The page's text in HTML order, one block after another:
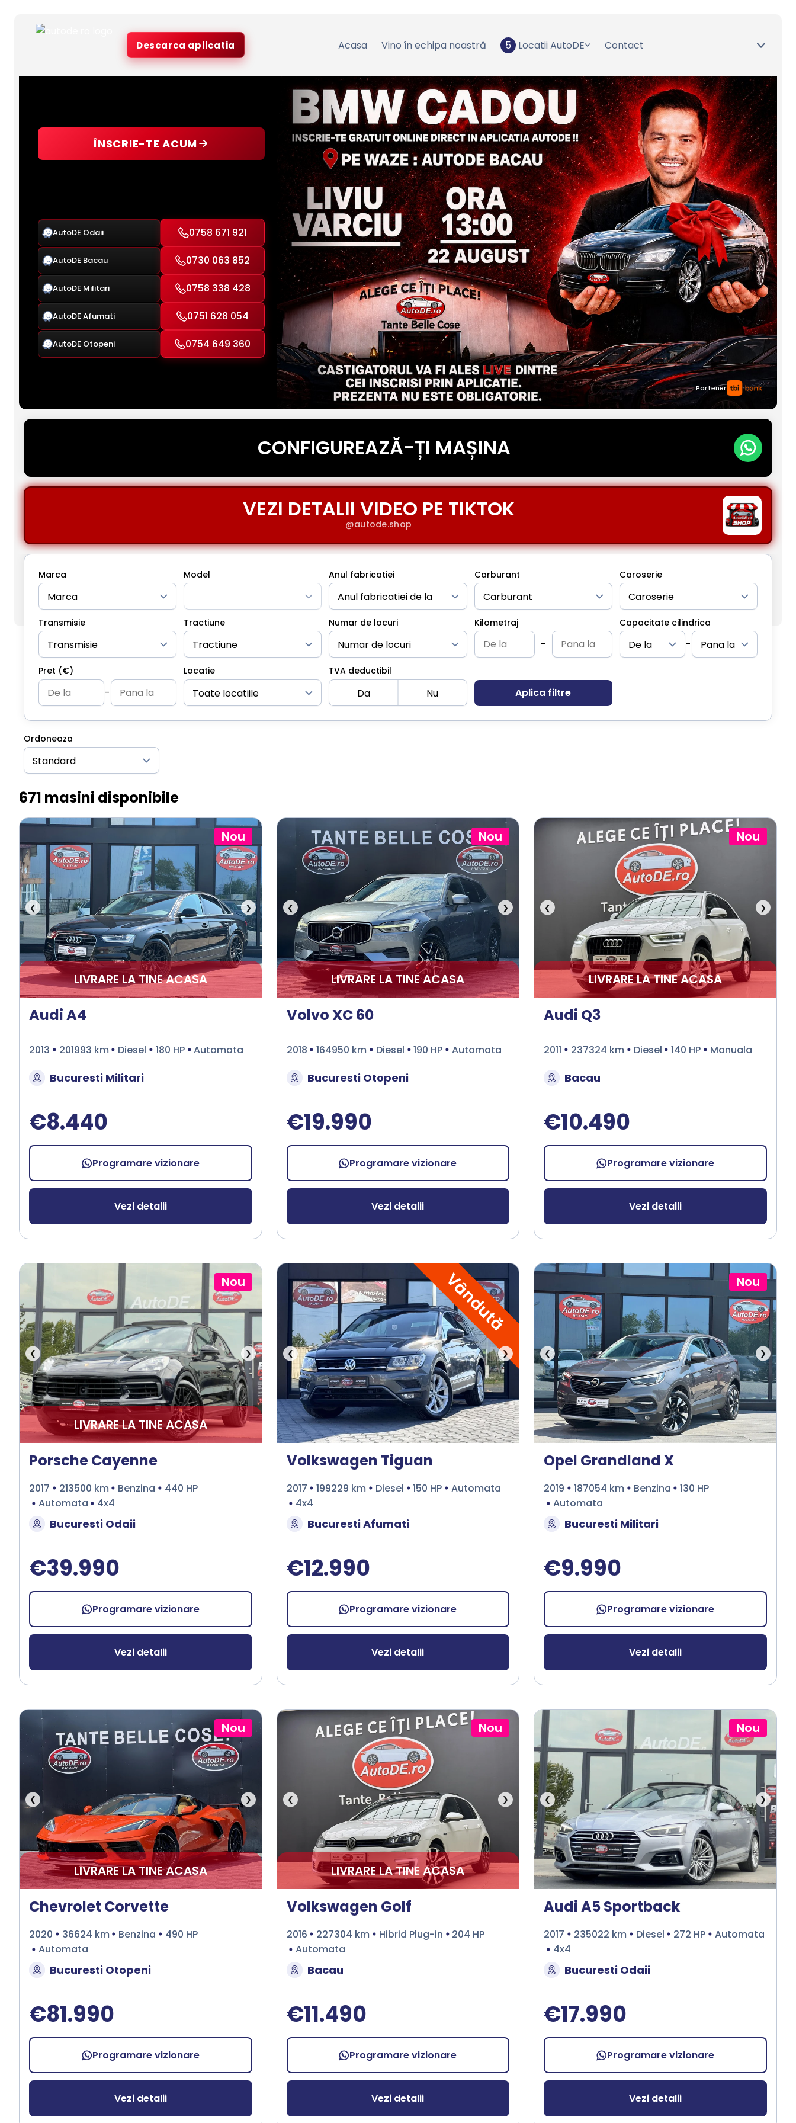
Descarca aplicatia Acasa Vino în echipa noastră 5 Locatii AutoDE Contact
Partener
ÎNSCRIE-TE ACUM
AutoDE Odaii 0758 671 921
AutoDE Bacau 0730 063 852
AutoDE Militari 0758 338 428
AutoDE Afumati 0751 628 054
AutoDE Otopeni 0754 649 360
CONFIGUREAZĂ-ȚI MAȘINA
VEZI DETALII VIDEO PE TIKTOK
@autode.shop
Marca Model Anul fabricatiei Carburant Caroserie
Transmisie Tractiune Numar de locuri Kilometraj
-
Capacitate cilindrica
-
Pret (€)
-
Locatie TVA deductibil
Da Nu Aplica filtre
Ordoneaza
671 masini disponibile
Nou
❮ ❯
LIVRARE LA TINE ACASA
Audi A4
2013 201993 km Diesel 180 HP Automata
Bucuresti Militari
€8.440
Programare vizionare
Vezi detalii
Nou
❮ ❯
LIVRARE LA TINE ACASA
Volvo XC 60
2018 164950 km Diesel 190 HP Automata
Bucuresti Otopeni
€19.990
Programare vizionare
Vezi detalii
Nou
❮ ❯
LIVRARE LA TINE ACASA
Audi Q3
2011 237324 km Diesel 140 HP Manuala
Bacau
€10.490
Programare vizionare
Vezi detalii
Nou
❮ ❯
LIVRARE LA TINE ACASA
Porsche Cayenne
2017 213500 km Benzina
440 HP
Automata
4x4
Bucuresti Odaii
€39.990
Programare vizionare
Vezi detalii
Vândută
❮ ❯
Volkswagen Tiguan
2017 199229 km Diesel 150 HP
Automata
4x4
Bucuresti Afumati
€12.990
Programare vizionare
Vezi detalii
Nou
❮ ❯
Opel Grandland X
2019 187054 km Benzina
130 HP
Automata
Bucuresti Militari
€9.990
Programare vizionare
Vezi detalii
Nou
❮ ❯
LIVRARE LA TINE ACASA
Chevrolet Corvette
2020 36624 km Benzina
490 HP
Automata
Bucuresti Otopeni
€81.990
Programare vizionare
Vezi detalii
Nou
❮ ❯
LIVRARE LA TINE ACASA
Volkswagen Golf
2016 227304 km Hibrid Plug-in
204 HP
Automata
Bacau
€11.490
Programare vizionare
Vezi detalii
Nou
❮ ❯
Audi A5 Sportback
2017 235022 km Diesel 272 HP
Automata
4x4
Bucuresti Odaii
€17.990
Programare vizionare
Vezi detalii